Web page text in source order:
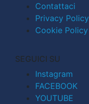
Contattaci
Privacy Policy
Cookie Policy
SEGUICI SU
Instagram
FACEBOOK
YOUTUBE